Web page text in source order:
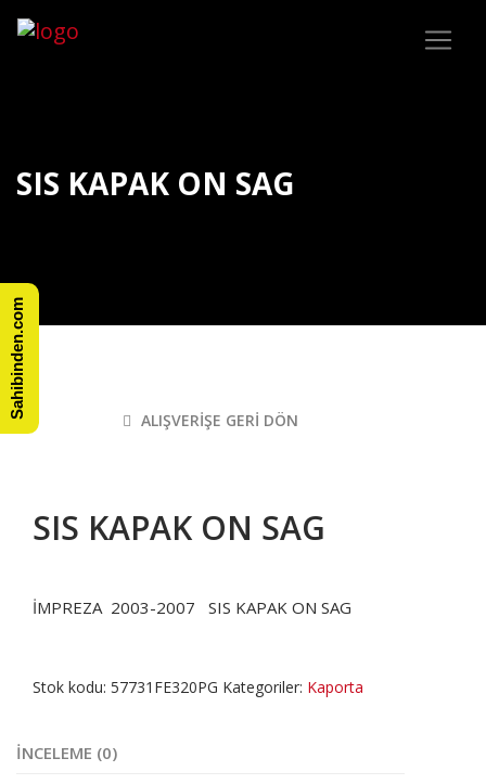
SIS KAPAK ON SAG
ALIŞVERIŞE GERI DÖN
SIS KAPAK ON SAG
İMPREZA 2003-2007 SIS KAPAK ON SAG
Stok kodu: 57731FE320PG Kategoriler: Kaporta
İNCELEME (0)
Sahibinden.com